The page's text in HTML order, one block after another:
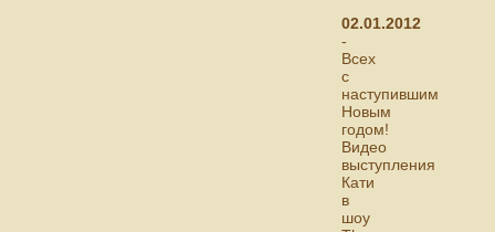
02.01.2012
-
Всех
с
наступившим
Новым
годом!
Видео
выступления
Кати
в
шоу